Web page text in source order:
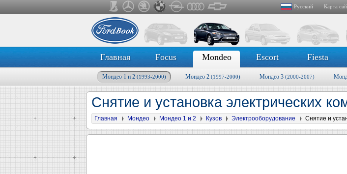
Русский Карта
Главная Focus Mondeo Escort Fiesta
Мондео 1 и 2 (1993-2000) Мондео 2 (1997-2000) Мондео 3 (2000-2007)
Снятие и установка электрических
Главная Мондео Мондео 1 и 2 Кузов Электрооборудование Снятие и